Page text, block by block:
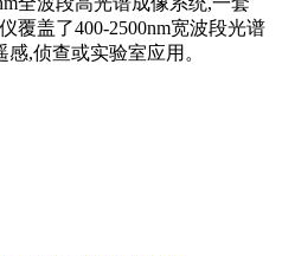
覆盖了400-2500nm宽波段光谱
感,侦查或实验室应用。